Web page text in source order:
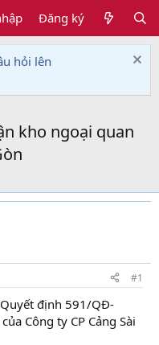
Đăng ký
hỏi lên
kho ngoại quan
#1
định 591/QĐ-
Công ty CP Cảng Sài